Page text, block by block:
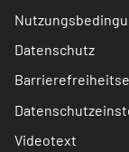
Datenschutz
Videotext